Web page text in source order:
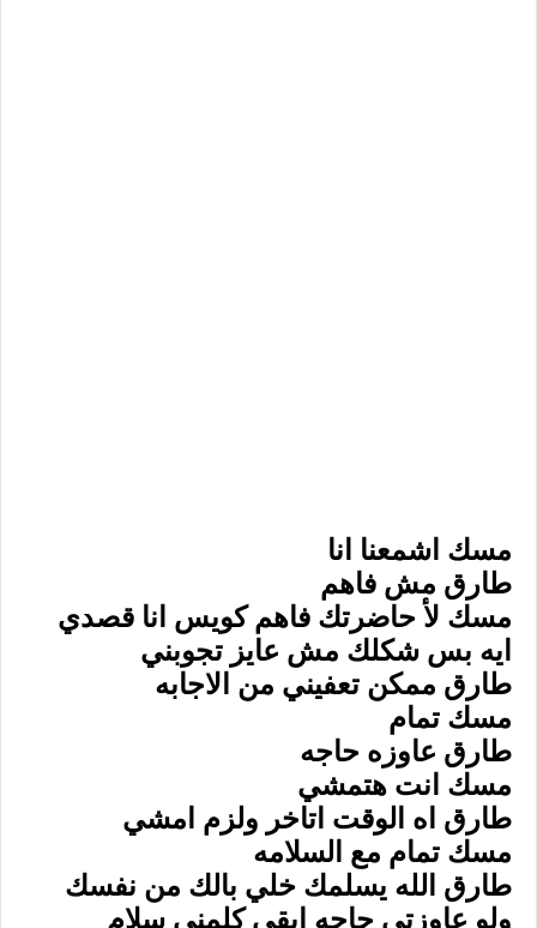
مسك اشمعنا انا
طارق مش فاهم
مسك لأ حاضرتك فاهم كويس انا قصدي
ايه بس شكلك مش عايز تجوبني
طارق ممكن تعفيني من الاجابه
مسك تمام
طارق عاوزه حاجه
مسك انت هتمشي
طارق اه الوقت اتاخر ولزم امشي
مسك تمام مع السلامه
طارق الله يسلمك خلي بالك من نفسك
ولو عاوزتي حاجه ابقي كلمني سلام